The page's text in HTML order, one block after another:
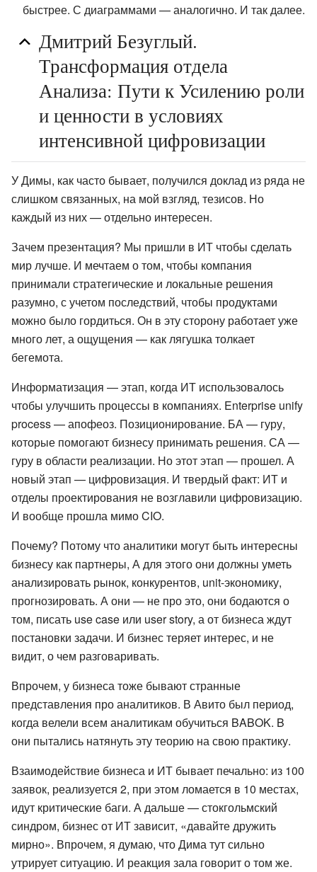
быстрее. С диаграммами — аналогично. И так далее.
Дмитрий Безуглый.
Трансформация отдела
Анализа: Пути к Усилению роли
и ценности в условиях
интенсивной цифровизации
У Димы, как часто бывает, получился доклад из ряда не
слишком связанных, на мой взгляд, тезисов. Но
каждый из них — отдельно интересен.
Зачем презентация? Мы пришли в ИТ чтобы сделать
мир лучше. И мечтаем о том, чтобы компания
принимали стратегические и локальные решения
разумно, с учетом последствий, чтобы продуктами
можно было гордиться. Он в эту сторону работает уже
много лет, а ощущения — как лягушка толкает
бегемота.
Информатизация — этап, когда ИТ использовалось
чтобы улучшить процессы в компаниях. Enterprise unify
process — апофеоз. Позиционирование. БА — гуру,
которые помогают бизнесу принимать решения. СА —
гуру в области реализации. Но этот этап — прошел. А
новый этап — цифровизация. И твердый факт: ИТ и
отделы проектирования не возглавили цифровизацию.
И вообще прошла мимо CIO.
Почему? Потому что аналитики могут быть интересны
бизнесу как партнеры, А для этого они должны уметь
анализировать рынок, конкурентов, unit-экономику,
прогнозировать. А они — не про это, они бодаются о
том, писать use case или user story, а от бизнеса ждут
постановки задачи. И бизнес теряет интерес, и не
видит, о чем разговаривать.
Впрочем, у бизнеса тоже бывают странные
представления про аналитиков. В Авито был период,
когда велели всем аналитикам обучиться BABOK. B
они пытались натянуть эту теорию на свою практику.
Взаимодействие бизнеса и ИТ бывает печально: из 100
заявок, реализуется 2, при этом ломается в 10 местах,
идут критические баги. А дальше — стокгольмский
синдром, бизнес от ИТ зависит, «давайте дружить
мирно». Впрочем, я думаю, что Дима тут сильно
утрирует ситуацию. И реакция зала говорит о том же.